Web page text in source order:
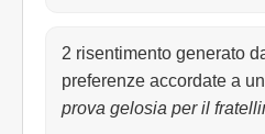
2 risentimento generato
preferenze accordate a
prova gelosia per il